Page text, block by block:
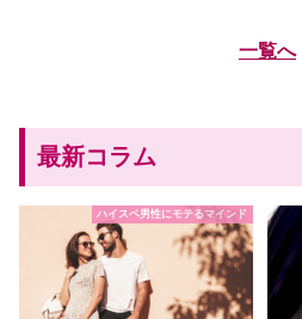
一覧へ
最新コラム
ハイスペ男性にモテるマインド